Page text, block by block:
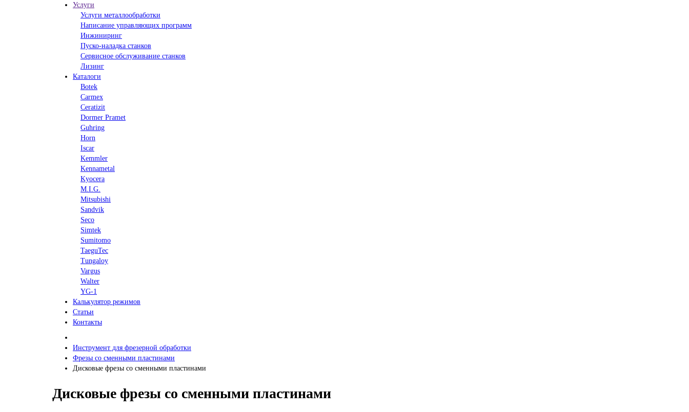
Услуги
Услуги металлообработки
Написание управляющих программ
Инжиниринг
Пуско-наладка станков
Сервисное обслуживание станков
Лизинг
Каталоги
Botek
Carmex
Ceratizit
Dormer Pramet
Guhring
Horn
Iscar
Kemmler
Kennametal
Kyocera
M.I.G.
Mitsubishi
Sandvik
Seco
Simtek
Sumitomo
TaeguTec
Tungaloy
Vargus
Walter
YG-1
Калькулятор режимов
Статьи
Контакты
Инструмент для фрезерной обработки
Фрезы со сменными пластинами
Дисковые фрезы со сменными пластинами
Дисковые фрезы со сменными пластинами